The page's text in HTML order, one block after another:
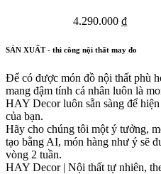
4.290.000 ₫
SẢN XUẤT - thi công nội thất may đo
Để có được món đồ nội thất phù
mang đậm tính cá nhân luôn là
HAY Decor luôn sẵn sàng để
của bạn.
Hãy cho chúng tôi một ý tưởng,
tạo bằng AI, món hàng như ý sẽ
vòng 2 tuần.
HAY Decor | Nội thất tự nhiên,